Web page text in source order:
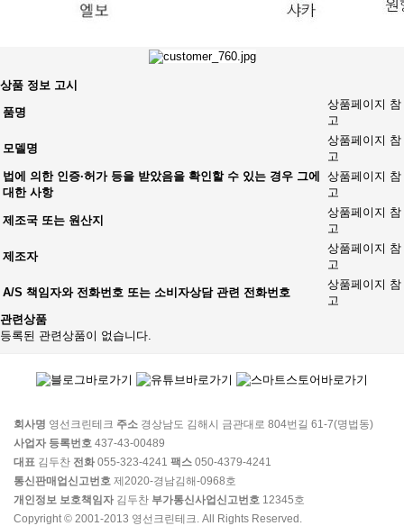
상품 정보 고시
품명
상품페이지 참
고
모델명
상품페이지 참
고
법에 의한 인증·허가 등을 받았음을 확인할 수 있는 경우 그에
대한 사항
상품페이지 참
고
제조국 또는 원산지
상품페이지 참
고
제조자
상품페이지 참
고
A/S 책임자와 전화번호 또는 소비자상담 관련 전화번호
상품페이지 참
고
관련상품
등록된 관련상품이 없습니다.
회사명 영선크린테크 주소 경상남도 김해시 금관대로 804번길 61-7(명법동)
사업자 등록번호 437-43-00489
대표 김두찬 전화 055-323-4241 팩스 050-4379-4241
통신판매업신고번호 제2020-경남김해-0968호
개인정보 보호책임자 김두찬 부가통신사업신고번호 12345호
Copyright © 2001-2013 영선크린테크. All Rights Reserved.